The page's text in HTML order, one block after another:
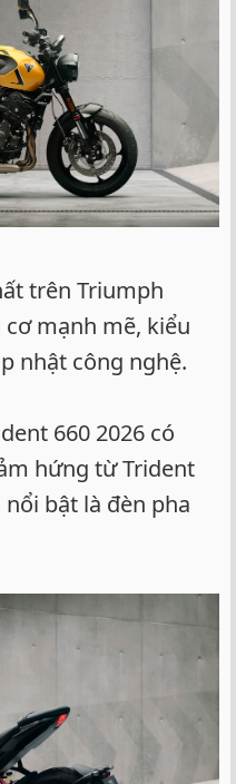
trên Triumph
mạnh mẽ, kiểu
nhật công nghệ.
660 2026 có
hứng từ Trident
bật là đèn pha